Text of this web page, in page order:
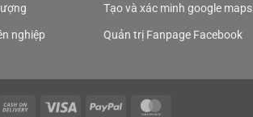
nghiệp
Tạo và xác minh google maps
Quản trị Fanpage Facebook
Cash
Visa PayPal